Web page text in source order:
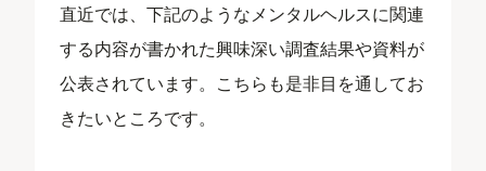
直近では、下記のようなメンタルヘルスに関連
する内容が書かれた興味深い調査結果や資料が
公表されています。こちらも是非目を通してお
きたいところです。